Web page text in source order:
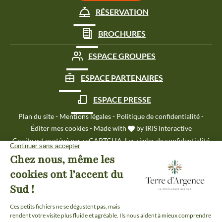
RÉSERVATION
BROCHURES
ESPACE GROUPES
ESPACE PARTENAIRES
ESPACE PRESSE
Plan du site- Mentions légales- Politique de confidentialité-
Éditer mes cookies - Made with by IRIS Interactive
Ce site est protégé par reCAPTCHA. Lesrègles de confidentialité
conditions d'utilisation